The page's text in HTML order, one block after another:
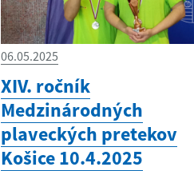
06.05.2025
XIV. ročník
Medzinárodných
plaveckých pretekov
Košice 10.4.2025